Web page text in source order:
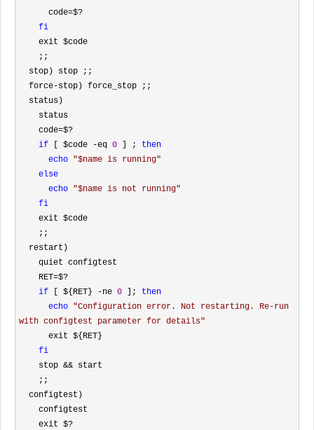
      code
=$?
fi
  force
-stop) force_stop ;;
    code
=$?
if [ $code -eq 0 ] ; then
echo "$name is running"
else
echo "$name is not running"
fi
    RET
=$?
if [ ${RET} -ne 0 ]; then
echo "Configuration error. Not restarting. Re-run
with configtest parameter for details"
fi
    stop
&& start
    exit $
?